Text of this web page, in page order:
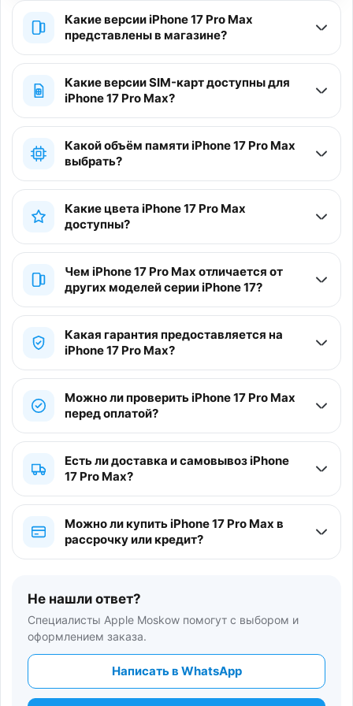
Какие версии iPhone 17 Pro Max
представлены в магазине?
Какие версии SIM-карт доступны для
iPhone 17 Pro Max?
Какой объём памяти iPhone 17 Pro Max
выбрать?
Какие цвета iPhone 17 Pro Max
доступны?
Чем iPhone 17 Pro Max отличается от
других моделей серии iPhone 17?
Какая гарантия предоставляется на
iPhone 17 Pro Max?
Можно ли проверить iPhone 17 Pro Max
перед оплатой?
Есть ли доставка и самовывоз iPhone
17 Pro Max?
Можно ли купить iPhone 17 Pro Max в
рассрочку или кредит?
Не нашли ответ?
Специалисты Apple Moskow помогут с выбором и
оформлением заказа.
Написать в WhatsApp